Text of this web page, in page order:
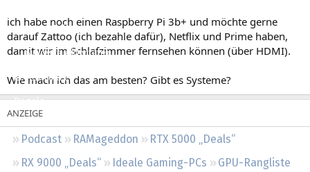
Neue Beiträge
Neueste Aktivitäten
Leserartikel
Regeln
Podcast RAMageddon
RTX 5000 „Deals“
RX 9000 „Deals“
Ideale Gaming-PCs
GPU-Rangliste
ich habe noch einen Raspberry Pi 3b+ und möchte gerne
darauf Zattoo (ich bezahle dafür), Netflix und Prime haben,
damit wir im Schlafzimmer fernsehen können (über HDMI).
Wie mach ich das am besten? Gibt es Systeme?